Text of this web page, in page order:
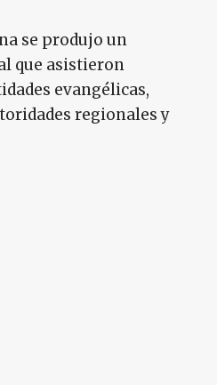
se produjo un
que asistieron
evangélicas,
regionales y